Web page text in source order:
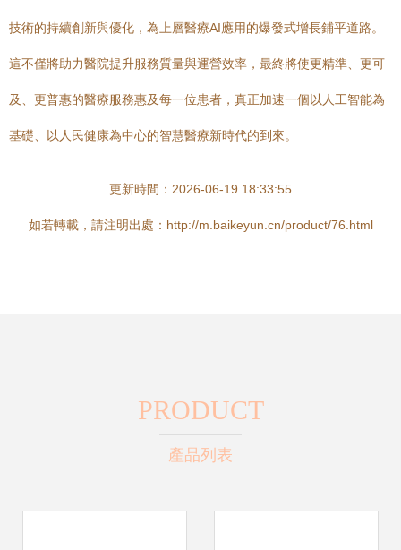
技術的持續創新與優化，為上層醫療AI應用的爆發式增長鋪平道路。
這不僅將助力醫院提升服務質量與運營效率，最終將使更精準、更可
及、更普惠的醫療服務惠及每一位患者，真正加速一個以人工智能為
基礎、以人民健康為中心的智慧醫療新時代的到來。
更新時間：2026-06-19 18:33:55
如若轉載，請注明出處：http://m.baikeyun.cn/product/76.html
PRODUCT
產品列表